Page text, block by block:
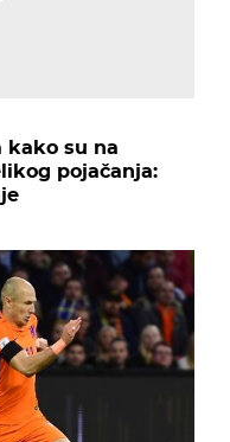
kako su na
pojačanja: